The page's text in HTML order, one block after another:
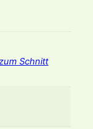
Schnitt